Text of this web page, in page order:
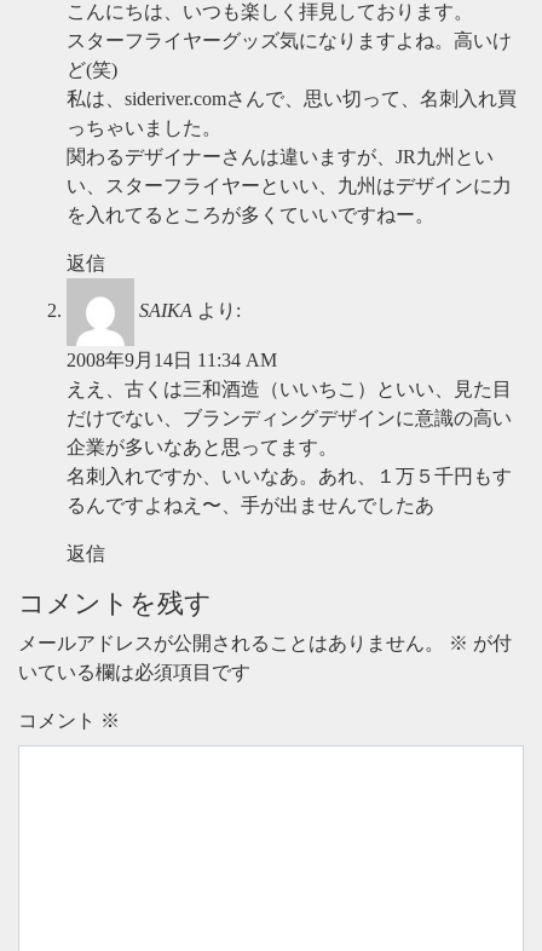
こんにちは、いつも楽しく拝見しております。
スターフライヤーグッズ気になりますよね。高いけ
ど(笑)
私は、sideriver.comさんで、思い切って、名刺入れ買
っちゃいました。
関わるデザイナーさんは違いますが、JR九州とい
い、スターフライヤーといい、九州はデザインに力
を入れてるところが多くていいですねー。
返信
SAIKA より:
2008年9月14日 11:34 AM
ええ、古くは三和酒造（いいちこ）といい、見た目
だけでない、ブランディングデザインに意識の高い
企業が多いなあと思ってます。
名刺入れですか、いいなあ。あれ、１万５千円もす
るんですよねえ〜、手が出ませんでしたあ
返信
コメントを残す
メールアドレスが公開されることはありません。 ※ が付
いている欄は必須項目です
コメント ※